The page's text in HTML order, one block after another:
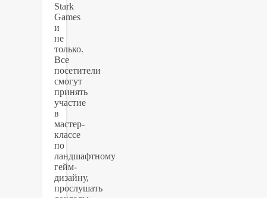
Stark
Games
и
не
только.
Все
посетители
смогут
принять
участие
в
мастер-
классе
по
ландшафтному
гейм-
дизайну,
прослушать